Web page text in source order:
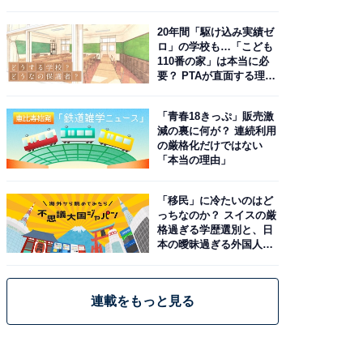
20年間「駆け込み実績ゼ
ロ」の学校も…「こども
110番の家」は本当に必
要？ PTAが直面する理想
「青春18きっぷ」販売激
減の裏に何が？ 連続利用
の厳格化だけではない
「本当の理由」
「移民」に冷たいのはど
っちなのか？ スイスの厳
格過ぎる学歴選別と、日
本の曖昧過ぎる外国人政
連載をもっと見る